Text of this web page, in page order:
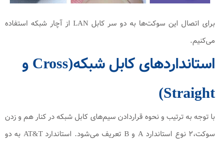
برای اتصال این سوكت‌ها به دو سر كابل LAN از آچار شبكه استفاده
می‌كنیم.
استانداردهای کابل شبکه(Cross و
Straight)
با توجه به ترتیب و نحوه قراردادن سیم‌های كابل شبکه در کنار هم و زدن
سوكت،۲ نوع استاندارد A و B تعریف می‌شود. استاندارد AT&T به دو